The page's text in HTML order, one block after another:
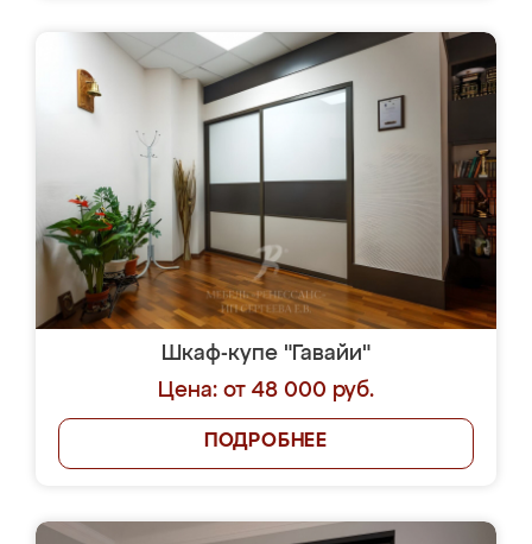
Шкаф-купе "Гавайи"
Цена: от 48 000 руб.
ПОДРОБНЕЕ